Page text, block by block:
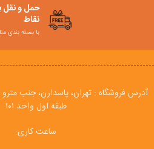
حمل و نقل
نقاط
با بسته بندی
آدرس فروشگاه : تهران، پاسدارن، جنب مترو
طبقه اول واحد ۱۰۱
ساعت کاری: